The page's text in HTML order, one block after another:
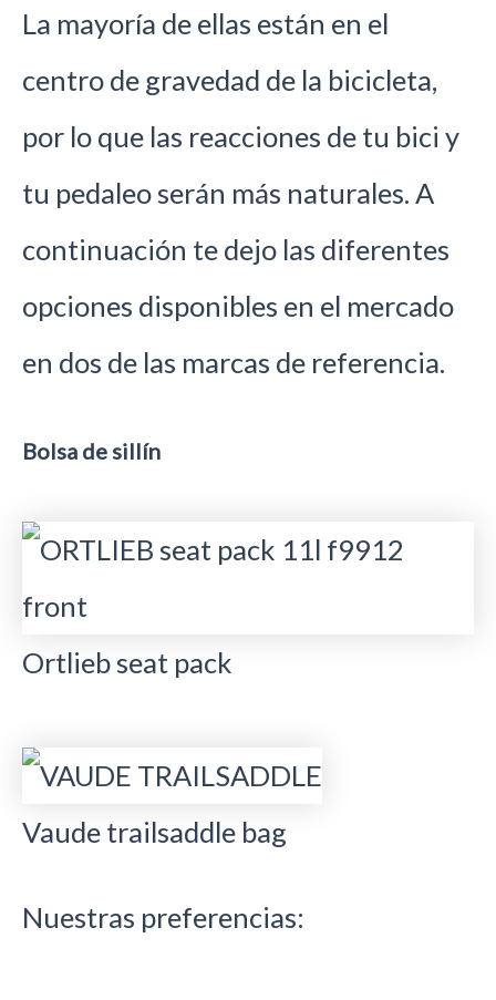
La mayoría de ellas están en el
centro de gravedad de la bicicleta,
por lo que las reacciones de tu bici y
tu pedaleo serán más naturales. A
continuación te dejo las diferentes
opciones disponibles en el mercado
en dos de las marcas de referencia.
Bolsa de sillín
Ortlieb seat pack
Vaude trailsaddle bag
Nuestras preferencias: